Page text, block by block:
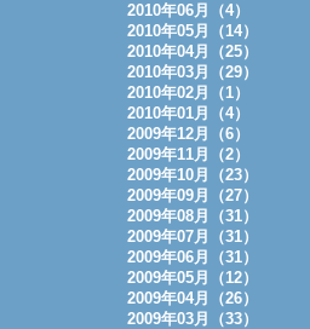
2010年06月（4）
2010年05月（14）
2010年04月（25）
2010年03月（29）
2010年02月（1）
2010年01月（4）
2009年12月（6）
2009年11月（2）
2009年10月（23）
2009年09月（27）
2009年08月（31）
2009年07月（31）
2009年06月（31）
2009年05月（12）
2009年04月（26）
2009年03月（33）